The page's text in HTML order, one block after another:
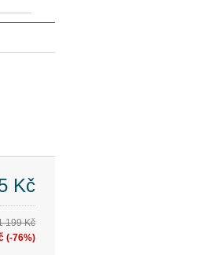
Kč
199 Kč
(-76%)